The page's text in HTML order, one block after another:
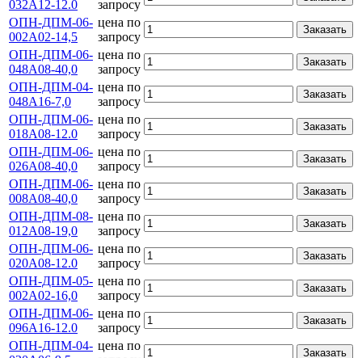
032А12-12.0 запросу
ОПН-ДПМ-06-
002А02-14,5
цена по
запросу
Заказать
ОПН-ДПМ-06-
048А08-40,0
цена по
запросу
Заказать
ОПН-ДПМ-04-
048А16-7,0
цена по
запросу
Заказать
ОПН-ДПМ-06-
018А08-12.0
цена по
запросу
Заказать
ОПН-ДПМ-06-
026А08-40,0
цена по
запросу
Заказать
ОПН-ДПМ-06-
008А08-40,0
цена по
запросу
Заказать
ОПН-ДПМ-08-
012А08-19,0
цена по
запросу
Заказать
ОПН-ДПМ-06-
020А08-12.0
цена по
запросу
Заказать
ОПН-ДПМ-05-
002А02-16,0
цена по
запросу
Заказать
ОПН-ДПМ-06-
096А16-12.0
цена по
запросу
Заказать
ОПН-ДПМ-04- цена по
Заказать